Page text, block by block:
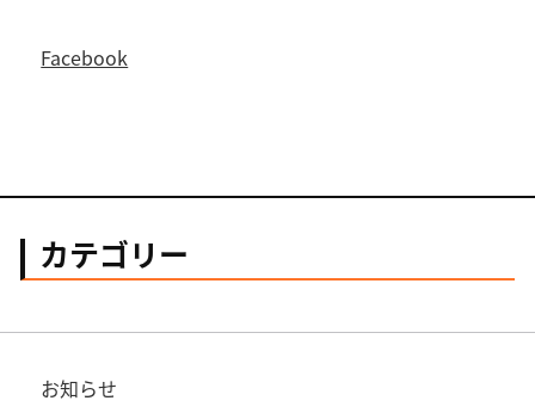
Facebook
カテゴリー
お知らせ